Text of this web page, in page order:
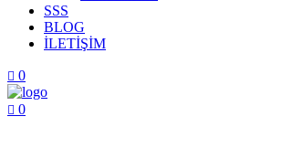
SSS
BLOG
İLETİŞİM
0
0